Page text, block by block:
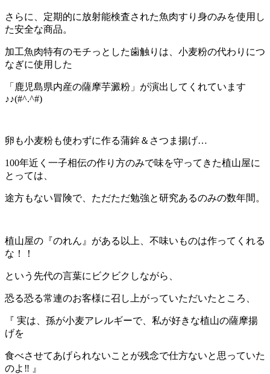
さらに、定期的に放射能検査された魚肉すり身のみを使用し
た安全な商品。
加工魚肉特有のモチっとした歯触りは、小麦粉の代わりにつ
なぎに使用した
「鹿児島県内産の薩摩芋澱粉」が演出してくれています
♪♪(#^.^#)
卵も小麦粉も使わずに作る蒲鉾＆さつま揚げ…
100年近く一子相伝の作り方のみで味を守ってきた植山屋に
とっては、
途方もない冒険で、ただただ勉強と研究あるのみの数年間。
植山屋の『のれん』がある以上、不味いものは作ってくれる
な！！
という先代の言葉にビクビクしながら、
恐る恐る常連のお客様に召し上がっていただいたところ、
『 実は、孫が小麦アレルギーで、私が好きな植山の薩摩揚
げを
食べさせてあげられないことが残念で仕方ないと思っていた
のよ‼ 』